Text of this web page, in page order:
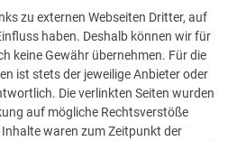
zu externen Webseiten Dritter, auf
haben. Deshalb können wir für
keine Gewähr übernehmen. Für die
ist stets der jeweilige Anbieter oder
Die verlinkten Seiten wurden
auf mögliche Rechtsverstöße
waren zum Zeitpunkt der